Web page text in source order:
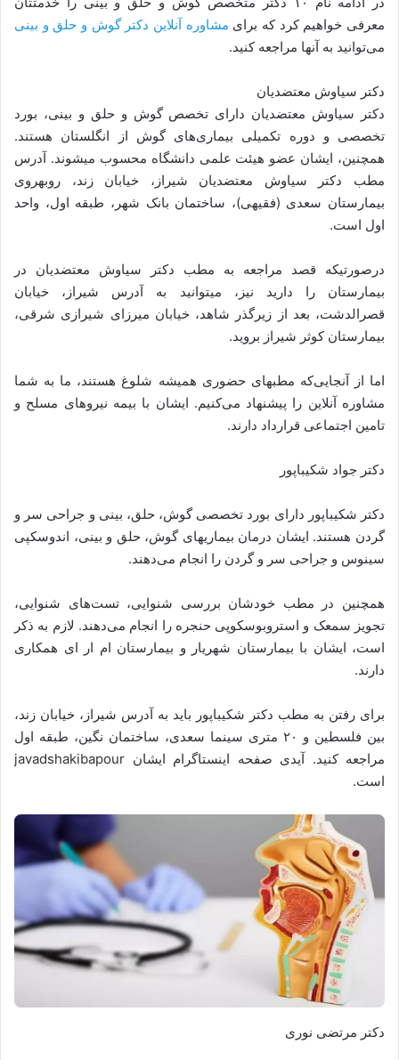
معرفی خواهیم کرد که برای مشاوره آنلاین دکتر گوش و حلق و بینی
می‌توانید به آنها مراجعه کنید.
دکتر سیاوش معتضدیان
دکتر سیاوش معتضدیان دارای تخصص گوش و حلق و بینی، بورد
تخصصی و دوره تکمیلی بیماری‌های گوش از انگلستان هستند.
همچنین، ایشان عضو هیئت علمی دانشگاه محسوب می­شوند. آدرس
مطب دکتر سیاوش معتضدیان شیراز، خیابان زند، روبه­روی
بیمارستان سعدی (فقیهی)، ساختمان بانک شهر، طبقه اول، واحد
اول است.
درصورتی­که قصد مراجعه به مطب دکتر سیاوش معتضدیان در
بیمارستان را دارید نیز، می­توانید به آدرس شیراز، خیابان
قصرالدشت، بعد از زیرگذر شاهد، خیابان میرزای شیرازی شرقی،
بیمارستان کوثر شیراز بروید.
اما از آن­جایی‌که مطب­های حضوری همیشه شلوغ هستند، ما به شما
مشاوره آنلاین را پیشنهاد می‌کنیم. ایشان با بیمه نیروهای مسلح و
تامین اجتماعی قرارداد دارند.
دکتر جواد شکیباپور
دکتر شکیباپور دارای بورد تخصصی گوش، حلق، بینی و جراحی سر و
گردن هستند. ایشان درمان بیماری­های گوش، حلق و بینی، اندوسکپی
سینوس و جراحی سر و گردن را انجام می‌دهند.
همچنین در مطب خودشان بررسی شنوایی، تست‌های شنوایی،
تجویز سمعک و استروبوسکوپی حنجره را انجام می‌دهند. لازم به ذکر
است، ایشان با بیمارستان شهریار و بیمارستان ام ار ای همکاری
دارند.
برای رفتن به مطب دکتر شکیباپور باید به آدرس شیراز، خیابان زند،
بین فلسطین و ۲۰ متری سینما سعدی، ساختمان نگین، طبقه اول
مراجعه کنید. آیدی صفحه اینستاگرام ایشان javadshakibapour
است.
دکتر مرتضی نوری